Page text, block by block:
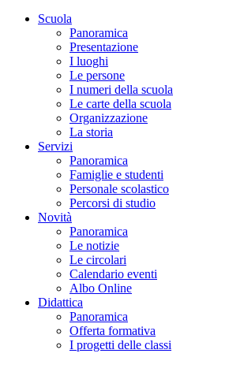
Scuola
Panoramica
Presentazione
I luoghi
Le persone
I numeri della scuola
Le carte della scuola
Organizzazione
La storia
Servizi
Panoramica
Famiglie e studenti
Personale scolastico
Percorsi di studio
Novità
Panoramica
Le notizie
Le circolari
Calendario eventi
Albo Online
Didattica
Panoramica
Offerta formativa
I progetti delle classi